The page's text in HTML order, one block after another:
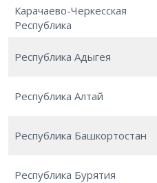
Карачаево-Черкесская
Республика
Республика Адыгея
Республика Алтай
Республика Башкортостан
Республика Бурятия